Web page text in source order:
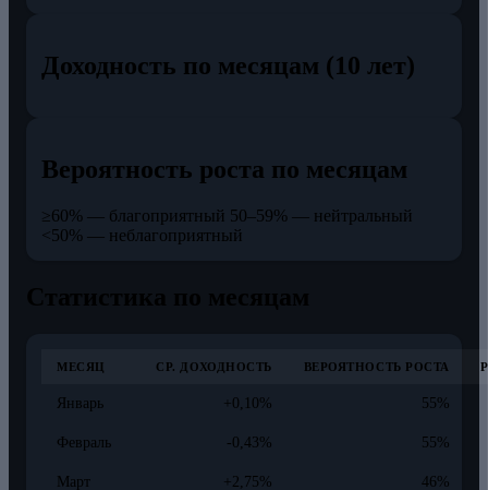
Доходность по месяцам (10 лет)
Вероятность роста по месяцам
≥60% — благоприятный 50–59% — нейтральный
<50% — неблагоприятный
МЕСЯЦ СР. ДОХОДНОСТЬ ВЕРОЯТНОСТЬ РОСТА
Январь +0,10% 55%
Февраль -0,43% 55%
Март +2,75% 46%